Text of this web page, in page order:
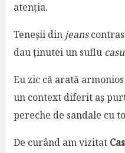
atenția.
Teneșii din jeans
dau ținutei un suflu
Eu zic că arată
un context diferit aș
pereche de sandale cu
De curând am vizitat